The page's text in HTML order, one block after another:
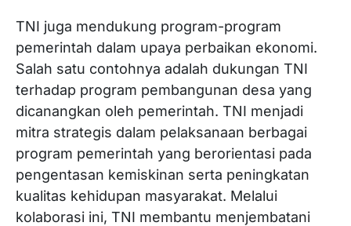
TNI juga mendukung program-program
pemerintah dalam upaya perbaikan ekonomi.
Salah satu contohnya adalah dukungan TNI
terhadap program pembangunan desa yang
dicanangkan oleh pemerintah. TNI menjadi
mitra strategis dalam pelaksanaan berbagai
program pemerintah yang berorientasi pada
pengentasan kemiskinan serta peningkatan
kualitas kehidupan masyarakat. Melalui
kolaborasi ini, TNI membantu menjembatani